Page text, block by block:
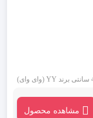
فروش عمده بست کمربندی لاله زار : بست کمربندی 43 سانتی برند YY (وای وای)
و بست کمربندی مشکی
مشاهده محصول